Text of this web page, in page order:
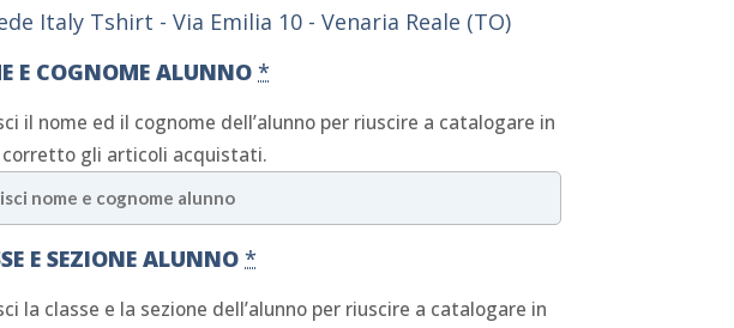
Italy Tshirt - Via Emilia 10 - Venaria Reale (TO)
E COGNOME ALUNNO *
il nome ed il cognome dell’alunno per riuscire a catalogare in
corretto gli articoli acquistati.
E SEZIONE ALUNNO *
la classe e la sezione dell’alunno per riuscire a catalogare in